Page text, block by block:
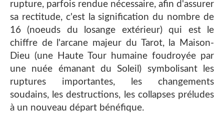
rupture, parfois rendue nécessaire, afin d'assurer
sa rectitude, c'est la signification du nombre de
16 (noeuds du losange extérieur) qui est le
chiffre de l'arcane majeur du Tarot, la Maison-
Dieu (une Haute Tour humaine foudroyée par
une nuée émanant du Soleil) symbolisant les
ruptures importantes, les changements
soudains, les destructions, les collapses préludes
à un nouveau départ bénéfique.